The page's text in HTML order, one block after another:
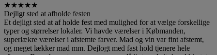
★★★★★
Dejligt sted at afholde festen
Et dejligt sted at af holde fest med mulighed for at vælge forskellige
typer og størrelser lokaler. Vi havde værelser i Købmanden,
superlækre værelser i afstemte farver. Mad og vin var fint afstemt,
og meget lækker mad mm. Dejlogt med fast hold tjenere hele